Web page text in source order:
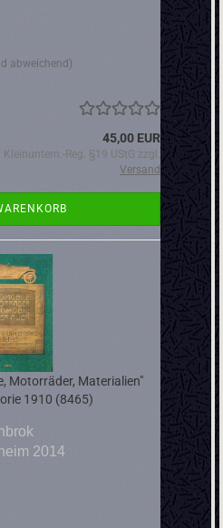
abweichend)
45,00 EUR
Reg. §19 UStG zzgl.
Versand
Motorräder, Materialien"
1910 (8465)
2014